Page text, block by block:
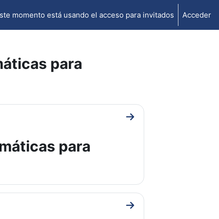
momento está usando el acceso para invitados Acceder
para
Ir a sección General
para
Ir a sección Introducción